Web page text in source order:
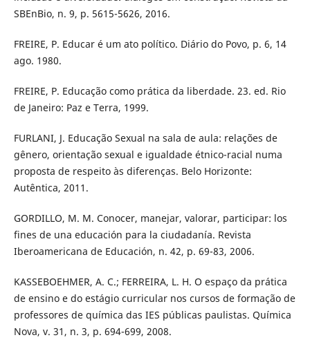
SBEnBio, n. 9, p. 5615-5626, 2016.
FREIRE, P. Educar é um ato político. Diário do Povo, p. 6, 14
ago. 1980.
FREIRE, P. Educação como prática da liberdade. 23. ed. Rio
de Janeiro: Paz e Terra, 1999.
FURLANI, J. Educação Sexual na sala de aula: relações de
gênero, orientação sexual e igualdade étnico-racial numa
proposta de respeito às diferenças. Belo Horizonte:
Autêntica, 2011.
GORDILLO, M. M. Conocer, manejar, valorar, participar: los
fines de una educación para la ciudadanía. Revista
Iberoamericana de Educación, n. 42, p. 69-83, 2006.
KASSEBOEHMER, A. C.; FERREIRA, L. H. O espaço da prática
de ensino e do estágio curricular nos cursos de formação de
professores de química das IES públicas paulistas. Química
Nova, v. 31, n. 3, p. 694-699, 2008.